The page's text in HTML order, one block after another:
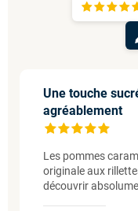
Une touche
agréablement
Les pommes
originale aux
découvrir